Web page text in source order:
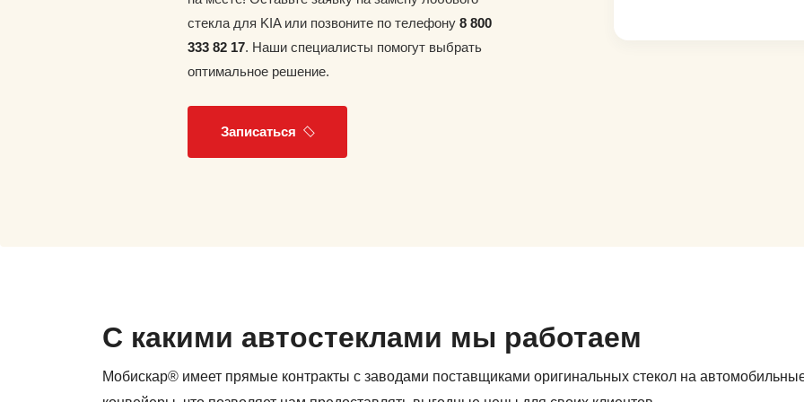
стекла для KIA или позвоните по телефону 8 800
333 82 17. Наши специалисты помогут выбрать
оптимальное решение.
Записаться
С какими автостеклами мы работаем
Мобискар® имеет прямые контракты с заводами поставщиками оригинальных стекол на